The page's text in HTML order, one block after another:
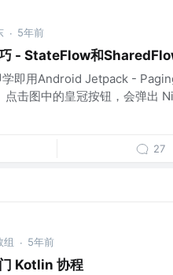
· 5年前
- StateFlow和
学即用Android Jetpack -
点击图中的皇冠按钮，会弹出
27
组 · 5年前
Kotlin 协程